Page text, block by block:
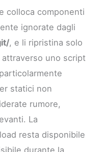
colloca componenti
ignorate dagli
, e li ripristina solo
attraverso uno script
statici non
rumore,
La
resta disponibile
durante la